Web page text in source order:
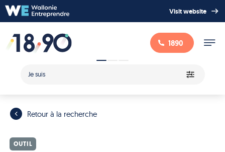
Visit website
1890
Je suis
Retour à la recherche
OUTIL